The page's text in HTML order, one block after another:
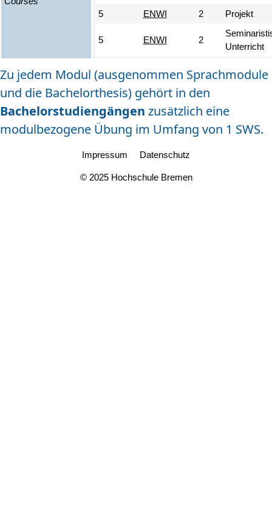
5
ENWI 2 Projekt
5 ENWI 2
Unterricht
Zu jedem Modul (ausgenommen Sprachmodule
und die Bachelorthesis) gehört in den
Bachelorstudiengängen zusätzlich eine
modulbezogene Übung im Umfang von 1 SWS.
Impressum Datenschutz
© 2025 Hochschule Bremen